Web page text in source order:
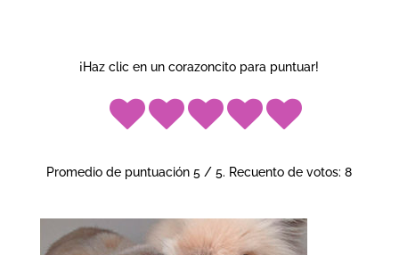
¡Haz clic en un corazoncito para puntuar!
Promedio de puntuación5 / 5. Recuento de votos:8